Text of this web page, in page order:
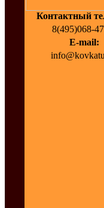
Контактный
8(495)068-
E-mail: